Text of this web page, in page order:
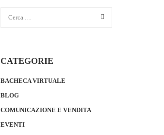
CATEGORIE
BACHECA VIRTUALE
BLOG
COMUNICAZIONE E VENDITA
EVENTI